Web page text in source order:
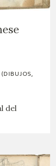
del